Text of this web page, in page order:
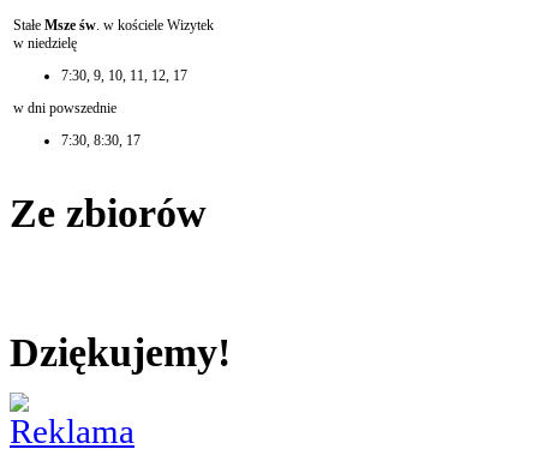
Stałe Msze św. w kościele Wizytek
w niedzielę
7:30, 9, 10, 11, 12, 17
w dni powszednie
7:30, 8:30, 17
Ze zbiorów
Dziękujemy!